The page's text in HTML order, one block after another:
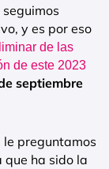
y es por eso
de las
de este 2023
septiembre
preguntamos
ha sido la